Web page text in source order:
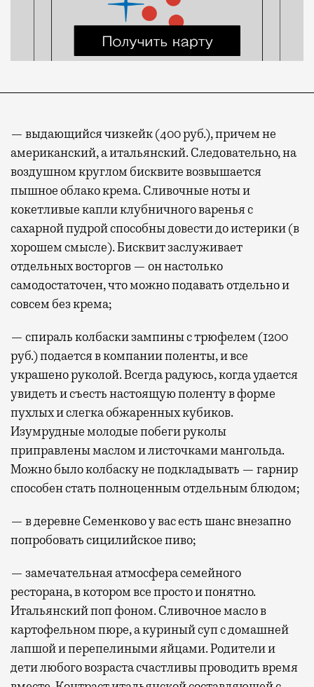
— выдающийся чизкейк (400 руб.), причем не
американский, а итальянский. Следовательно, на
воздушном круглом бисквите возвышается
пышное облако крема. Сливочные ноты и
кокетливые капли клубничного варенья с
сахарной пудрой способны довести до истерики (в
хорошем смысле). Бисквит заслуживает
отдельных восторгов — он настолько
самодостаточен, что можно подавать отдельно и
совсем без крема;
— спираль колбаски зампины с трюфелем (1200
руб.) подается в компании поленты, и все
украшено руколой. Всегда радуюсь, когда удается
увидеть и съесть настоящую поленту в форме
пухлых и слегка обжаренных кубиков.
Изумрудные молодые побеги руколы
приправлены маслом и листочками мангольда.
Можно было колбаску не подкладывать — гарнир
способен стать полноценным отдельным блюдом;
— в деревне Семенково у вас есть шанс внезапно
попробовать сицилийское пиво;
— замечательная атмосфера семейного
ресторана, в котором все просто и понятно.
Итальянский поп фоном. Сливочное масло в
картофельном пюре, а куриный суп с домашней
лапшой и перепелиными яйцами. Родители и
дети любого возраста счастливы проводить время